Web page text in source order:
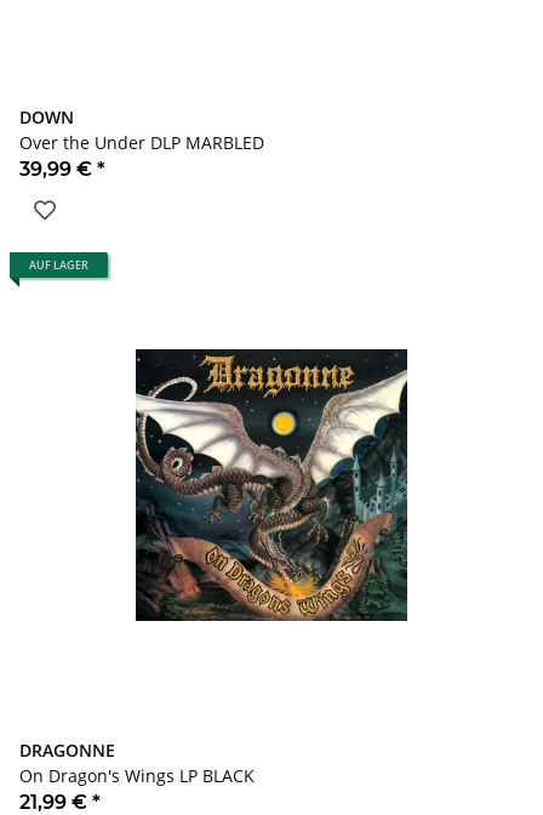
DOWN
Over the Under DLP MARBLED
39,99 € *
AUF LAGER
DRAGONNE
On Dragon's Wings LP BLACK
21,99 € *